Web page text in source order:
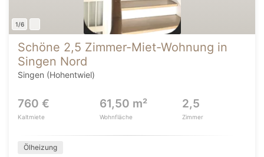
1/6
Schöne 2,5 Zimmer-Miet-Wohnung in
Singen Nord
Singen (Hohentwiel)
760 €
Kaltmiete
61,50 m²
Wohnfläche
2,5
Zimmer
Ölheizung